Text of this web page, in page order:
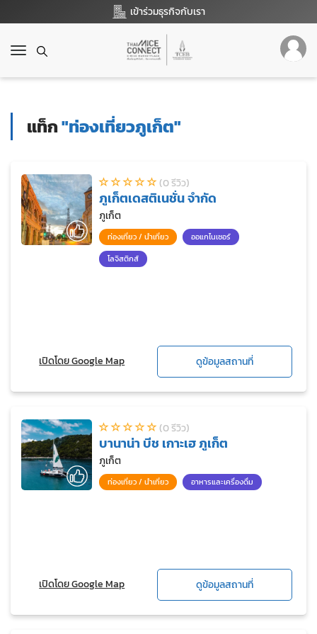
เข้าร่วมธุรกิจกับเรา
T
g
v
g
a
แท็ก"ท่องเที่ยวภูเก็ต"
(0 รีวิว)
ภูเก็ตเดสติเนชั่น จำกัด
ภูเก็ต
ท่องเที่ยว / นำเที่ยว
ออแกไนเซอร์
โลจิสติกส์
เปิดโดย Google Map ดูข้อมูลสถานที่
(0 รีวิว)
บานาน่า บีช เกาะเฮ ภูเก็ต
ภูเก็ต
ท่องเที่ยว / นำเที่ยว อาหารและเครื่องดื่ม
เปิดโดย Google Map ดูข้อมูลสถานที่